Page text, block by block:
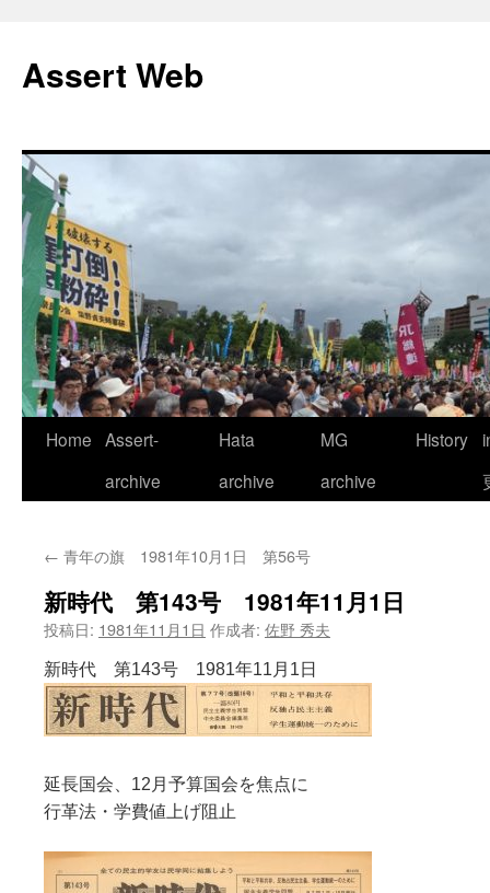
テ
ン
ス
キ
ッ
プ
Assert Web
Home Assert-
archive
Hata
archive
MG
archive
History
← 青年の旗 1981年10月1日 第56号
新時代 第143号 1981年11月1日
投稿日: 1981年11月1日 作成者: 佐野 秀夫
新時代 第143号 1981年11月1 日
延長国会、12月予算国会を焦点に
行革法・学費値上げ阻止